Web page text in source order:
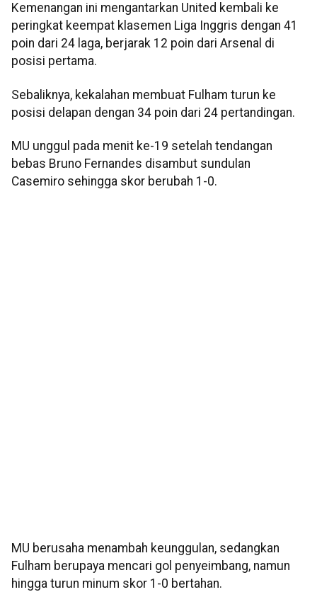
Kemenangan ini mengantarkan United kembali ke
peringkat keempat klasemen Liga Inggris dengan 41
poin dari 24 laga, berjarak 12 poin dari Arsenal di
posisi pertama.
Sebaliknya, kekalahan membuat Fulham turun ke
posisi delapan dengan 34 poin dari 24 pertandingan.
MU unggul pada menit ke-19 setelah tendangan
bebas Bruno Fernandes disambut sundulan
Casemiro sehingga skor berubah 1-0.
MU berusaha menambah keunggulan, sedangkan
Fulham berupaya mencari gol penyeimbang, namun
hingga turun minum skor 1-0 bertahan.